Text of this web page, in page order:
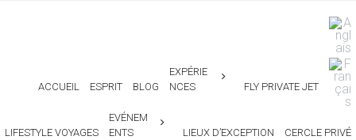
ACCUEIL ESPRIT BLOG
EXPÉRIE
NCES
FLY PRIVATE JET
LIFESTYLE VOYAGES
EVÉNEM
ENTS
LIEUX D’EXCEPTION CERCLE PRIVÉ